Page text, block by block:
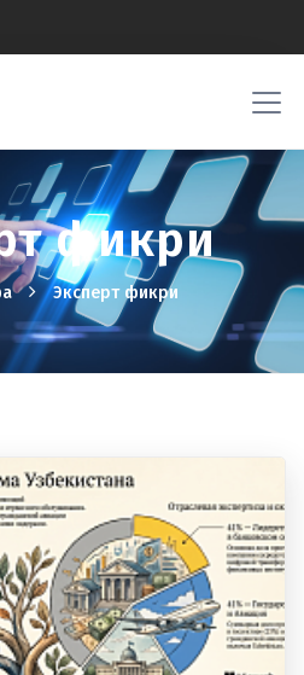
фикри
Эксперт фикри